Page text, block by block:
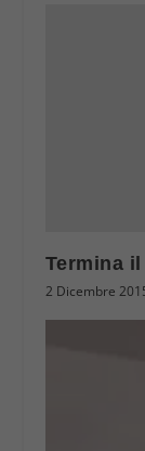
Termina il
2 Dicembre